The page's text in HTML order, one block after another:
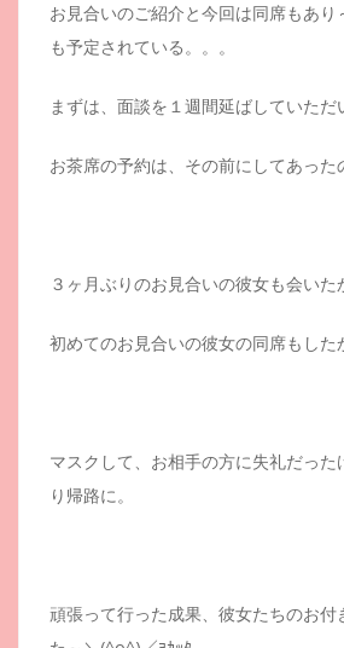
お見合いのご紹介と今回は同席もあり
も予定されている。。。
まずは、面談を１週間延ばしていただ
お茶席の予約は、その前にしてあった
３ヶ月ぶりのお見合いの彼女も会いた
初めてのお見合いの彼女の同席もした
マスクして、お相手の方に失礼だった
り帰路に。
頑張って行った成果、彼女たちのお付